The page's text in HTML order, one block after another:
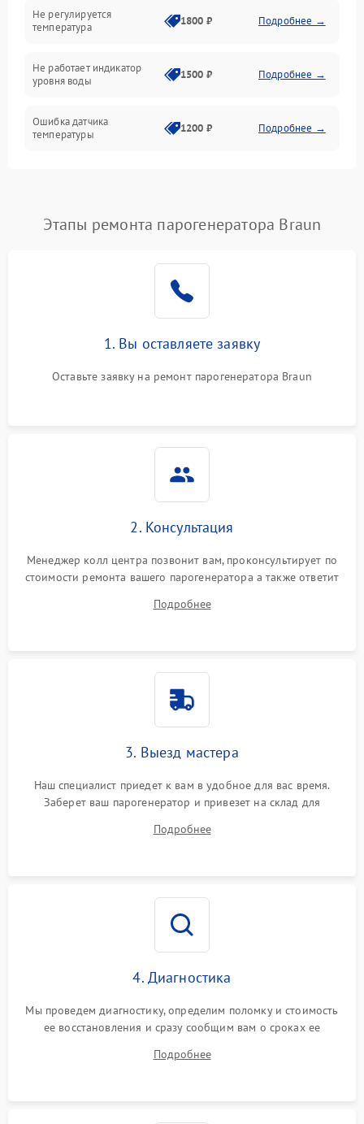
Не регулируется
температура
1800 ₽ Подробнее →
Не работает индикатор
уровня воды
1500 ₽ Подробнее →
Ошибка датчика
температуры
1200 ₽ Подробнее →
Ошибка платы управления Подробнее →
1200 ₽
Не подает пар 1800 ₽ Подробнее →
Этапы ремонта парогенератора Braun
1. Вы оставляете заявку
Оставьте заявку на ремонт парогенератора Braun
2. Консультация
Менеджер колл центра позвонит вам, проконсультирует по
стоимости ремонта вашего парогенератора а также ответит
Подробнее
3. Выезд мастера
Наш специалист приедет к вам в удобное для вас время.
Заберет ваш парогенератор и привезет на склад для
Подробнее
4. Диагностика
Мы проведем диагностику, определим поломку и стоимость
ее восстановления и сразу сообщим вам о сроках ее
Подробнее